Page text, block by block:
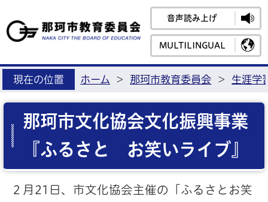
那珂市教
音声読み上げ
MULTILINGUAL
現在の位置 ホーム > 那珂市教育委員会 > 生涯学
那珂市文化協会文化振興事業
『ふるさと お笑いライブ』
２月21日、市文化協会主催の「ふるさとお笑